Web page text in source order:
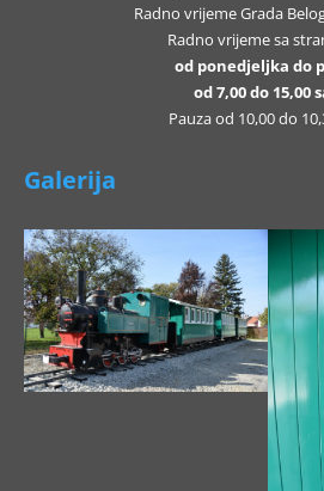
Radno vrijeme Grada
Radno vrijeme sa
od ponedjeljka do
od 7,00 do 15,00
Pauza od 10,00 do
Galerija